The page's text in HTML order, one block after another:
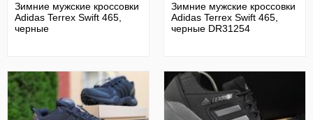
Зимние мужские кроссовки
Adidas Terrex Swift 465,
черные
Зимние мужские кроссовки
Adidas Terrex Swift 465,
черные DR31254